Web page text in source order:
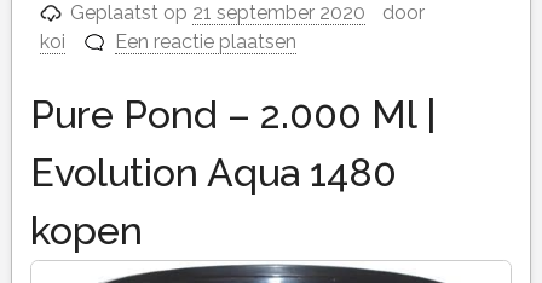
Geplaatst op 21 september 2020
door
koi
Een reactie plaatsen
Pure Pond – 2.000 Ml |
Evolution Aqua 1480
kopen